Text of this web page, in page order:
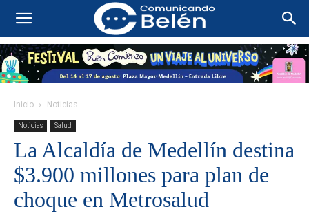
Inicio Noticias
Noticias Salud
La Alcaldía de Medellín destina
$3.900 millones para plan de
choque en Metrosalud